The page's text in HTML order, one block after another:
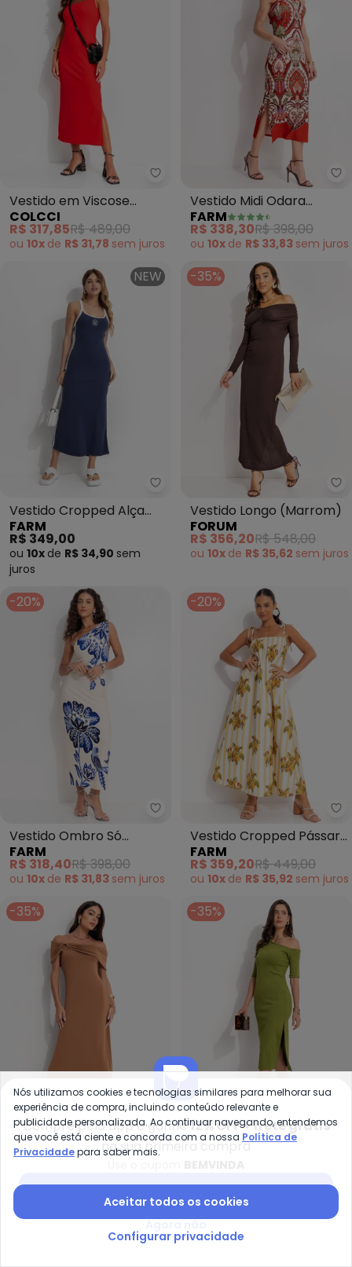
Colcci - Vestido em Viscose
Vestido em Viscose
(Vermelho)
COLCCI
R$ 317,85R$ 489,00
ou 10x de R$ 31,78 sem juros
Vestido Midi Odara
(Vermelho)
FARM
R$ 338,30R$ 398,00
ou 10x de R$ 33,83 sem juros
NEW
Farm - Vestido Cropped Alça
Vestido Cropped Alça
Bicolor (Azul)
FARM
R$ 349,00
ou 10x de R$ 34,90 sem
juros
-35%
Vestido Longo (Marrom)
FORUM
R$ 356,20R$ 548,00
ou 10x de R$ 35,62 sem juros
-20%
Farm - Vestido Ombro Só
Vestido Ombro Só
Paraíso (Bege)
FARM
R$ 318,40R$ 398,00
ou 10x de R$ 31,83 sem juros
-20%
Vestido Cropped Pássaro
Chic (Amarelo)
FARM
R$ 359,20R$ 449,00
ou 10x de R$ 35,92 sem juros
-35%
Colcci - Vestido (Marrom)
Vestido (Marrom)
COLCCI
ou10xdeR$ 31,78semjuros
-35%
Vestido (Verde)
ou10xdeR$ 33,73semjuros
-15% -20%
Compre pelo app e ganhe12% OFF + frete grátis
na sua primeira compra
Nós utilizamos cookies e tecnologias similares para melhorar sua
experiência de compra, incluindo conteúdo relevante e
publicidade personalizada. Ao continuar navegando, entendemos
que você está ciente e concorda com a nossa Política de
Privacidadepara saber mais.
Aceitar todos os cookies
Configurar privacidade